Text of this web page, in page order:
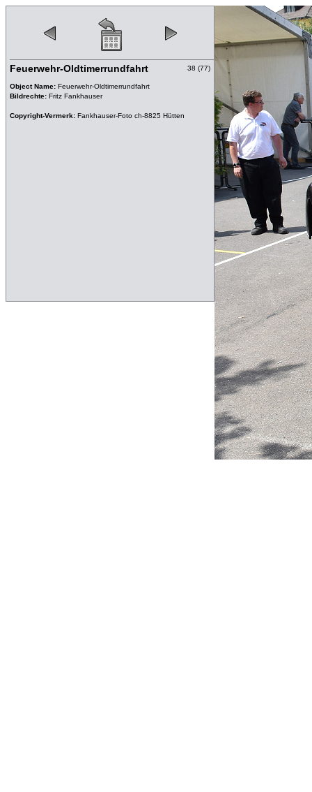
Feuerwehr-Oldtimerrundfahrt
Object Name: Feuerwehr-Oldtimerrundfahrt
Bildrechte: Fritz Fankhauser
Copyright-Vermerk: Fankhauser-Foto ch-8825 Hütten
38 (77)